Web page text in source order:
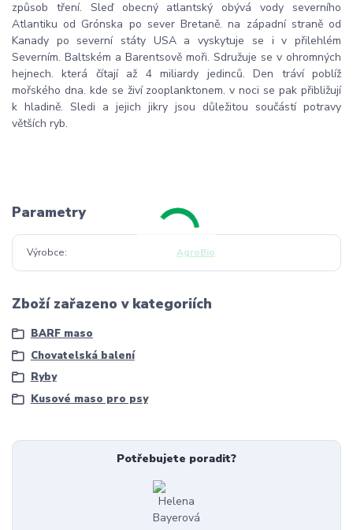
způsob tření. Sleď obecný atlantský obývá vody severního
Atlantiku od Grónska po sever Bretaně. na západní straně od
Kanady po severní státy USA a vyskytuje se i v přilehlém
Severním. Baltském a Barentsově moři. Sdružuje se v ohromných
hejnech. která čítají až 4 miliardy jedinců. Den tráví poblíž
mořského dna. kde se živí zooplanktonem. v noci se pak přibližují
k hladině. Sledi a jejich jikry jsou důležitou součástí potravy
větších ryb.
Parametry
Výrobce AgroBio
Zboží zařazeno v kategoriích
BARF maso
Chovatelská balení
Ryby
Kusové maso pro psy
Potřebujete poradit?